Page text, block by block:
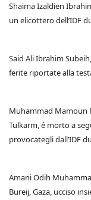
Shaima Izaldien
un elicottero dell’IDF
Said Ali Ibrahim
ferite riportate alla
Muhammad Mamoun
Tulkarm, é morto a
provocategli dall’IDF
Amani Odih
Bureij, Gaza, ucciso